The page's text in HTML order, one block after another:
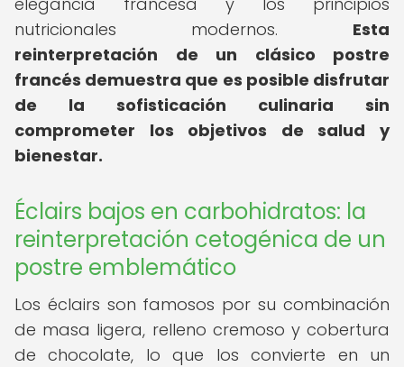
nutricionales modernos. Esta
reinterpretación de un clásico postre
francés demuestra que es posible disfrutar
de la sofisticación culinaria sin
comprometer los objetivos de salud y
bienestar.
Éclairs bajos en carbohidratos: la
reinterpretación cetogénica de un
postre emblemático
Los éclairs son famosos por su combinación
de masa ligera, relleno cremoso y cobertura
de chocolate, lo que los convierte en un